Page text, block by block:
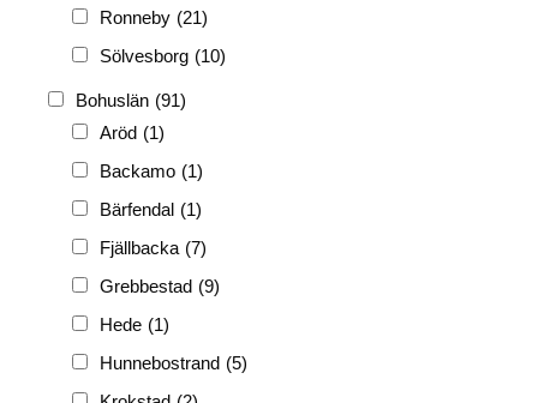
Ronneby (21)
Sölvesborg (10)
Bohuslän (91)
Aröd (1)
Backamo (1)
Bärfendal (1)
Fjällbacka (7)
Grebbestad (9)
Hede (1)
Hunnebostrand (5)